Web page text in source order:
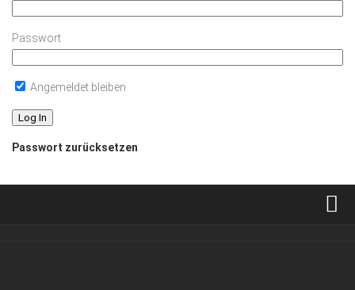
Passwort
Angemeldet bleiben
Passwort zurücksetzen